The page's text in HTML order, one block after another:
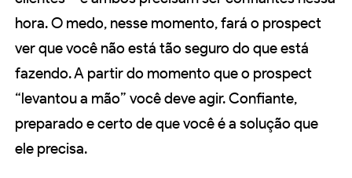
hora. O medo, nesse momento, fará o prospect
ver que você não está tão seguro do que está
fazendo. A partir do momento que o prospect
“levantou a mão” você deve agir. Confiante,
preparado e certo de que você é a solução que
ele precisa.